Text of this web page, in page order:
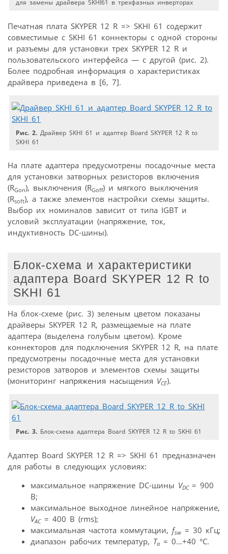
для замены драйвера SKHI61 в трехфазных инверторах
Печатная плата SKYPER 12 R => SKHI 61 содержит
совместимые с SKHI 61 коннекторы с одной стороны
и разъемы для установки трех SKYPER 12 R и
пользовательского интерфейса — с другой (рис. 2).
Более подробная информация о характеристиках
драйвера приведена в [6, 7].
Рис. 2. Драйвер SKHI 61 и адаптер Board SKYPER 12 R to
SKHI 61
На плате адаптера предусмотрены посадочные места
для установки затворных резисторов включения
(RGon), выключения (RGoff) и мягкого выключения
(Rsoft), а также элементов настройки схемы защиты.
Выбор их номиналов зависит от типа IGBT и
условий эксплуатации (напряжение, ток,
индуктивность DC-шины).
Блок-схема и характеристики
адаптера Board SKYPER 12 R to
SKHI 61
На блок-схеме (рис. 3) зеленым цветом показаны
драйверы SKYPER 12 R, размещаемые на плате
адаптера (выделена голубым цветом). Кроме
коннекторов для подключения SKYPER 12 R, на плате
предусмотрены посадочные места для установки
резисторов затворов и элементов схемы защиты
(мониторинг напряжения насыщения VCE).
Рис. 3. Блок-схема адаптера Board SKYPER 12 R to SKHI 61
Адаптер Board SKYPER 12 R => SKHI 61 предназначен
для работы в следующих условиях:
максимальное напряжение DC-шины VDC = 900
В;
максимальное выходное линейное напряжение,
VAC= 400 В (rms);
максимальная частота коммутации, fsw = 30 кГц;
диапазон рабочих температур, Ta = 0…+40 °C.